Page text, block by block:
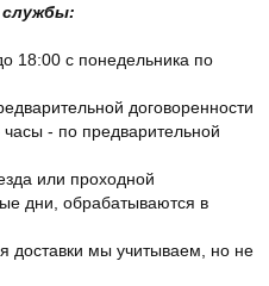
службы:
18:00 с понедельника по
договоренности
часы - по предварительной
или проходной
дни, обрабатываются в
доставки мы учитываем, но не